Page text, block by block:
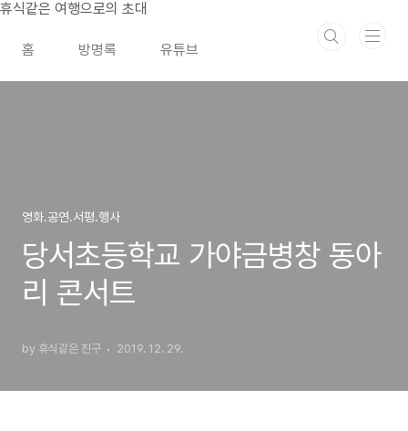
본문 바로가기
휴식같은 여행으로의 초대
홈 방명록 유튜브
영화.공연.서평.행사
당서초등학교 가야금병창 동아
리 콘서트
by 휴식같은 친구 2019. 12. 29.